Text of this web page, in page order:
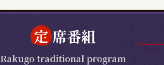
定 席番組
Rakugo traditional program